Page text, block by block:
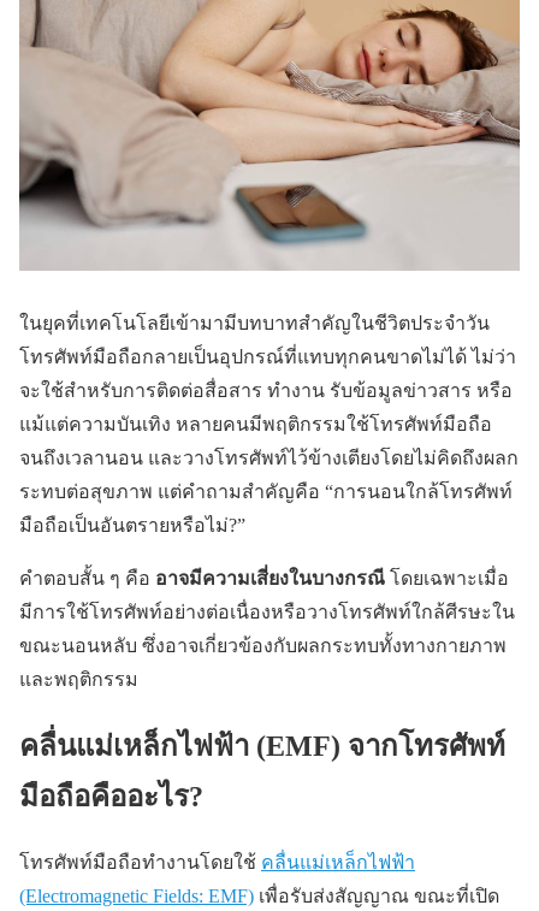
ในยุคที่เทคโนโลยีเข้ามามีบทบาทสำคัญในชีวิตประจำวัน
โทรศัพท์มือถือกลายเป็นอุปกรณ์ที่แทบทุกคนขาดไม่ได้ ไม่ว่า
จะใช้สำหรับการติดต่อสื่อสาร ทำงาน รับข้อมูลข่าวสาร หรือ
แม้แต่ความบันเทิง หลายคนมีพฤติกรรมใช้โทรศัพท์มือถือ
จนถึงเวลานอน และวางโทรศัพท์ไว้ข้างเตียงโดยไม่คิดถึงผลก
ระทบต่อสุขภาพ แต่คำถามสำคัญคือ “การนอนใกล้โทรศัพท์
มือถือเป็นอันตรายหรือไม่?”
คำตอบสั้น ๆ คือ อาจมีความเสี่ยงในบางกรณี โดยเฉพาะเมื่อ
มีการใช้โทรศัพท์อย่างต่อเนื่องหรือวางโทรศัพท์ใกล้ศีรษะใน
ขณะนอนหลับ ซึ่งอาจเกี่ยวข้องกับผลกระทบทั้งทางกายภาพ
และพฤติกรรม
คลื่นแม่เหล็กไฟฟ้า (EMF) จากโทรศัพท์
มือถือคืออะไร?
โทรศัพท์มือถือทำงานโดยใช้ คลื่นแม่เหล็กไฟฟ้า
(Electromagnetic Fields: EMF) เพื่อรับส่งสัญญาณ ขณะที่เปิด